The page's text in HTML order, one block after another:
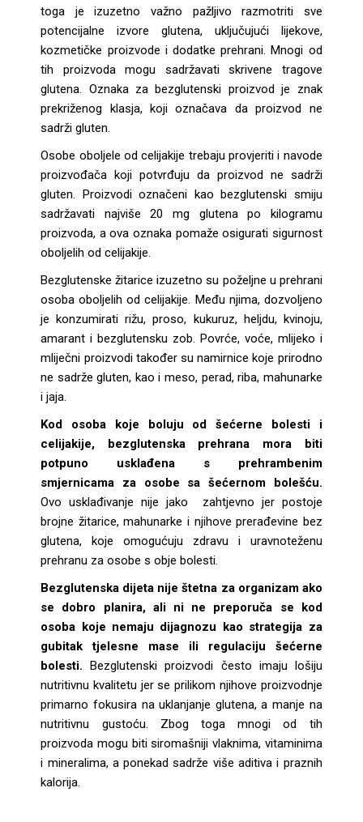
toga je izuzetno važno pažljivo razmotriti sve
potencijalne izvore glutena, uključujući lijekove,
kozmetičke proizvode i dodatke prehrani. Mnogi od
tih proizvoda mogu sadržavati skrivene tragove
glutena. Oznaka za bezglutenski proizvod je znak
prekriženog klasja, koji označava da proizvod ne
sadrži gluten.
Osobe oboljele od celijakije trebaju provjeriti i navode
proizvođača koji potvrđuju da proizvod ne sadrži
gluten. Proizvodi označeni kao bezglutenski smiju
sadržavati najviše 20 mg glutena po kilogramu
proizvoda, a ova oznaka pomaže osigurati sigurnost
oboljelih od celijakije.
Bezglutenske žitarice izuzetno su poželjne u prehrani
osoba oboljelih od celijakije. Među njima, dozvoljeno
je konzumirati rižu, proso, kukuruz, heljdu, kvinoju,
amarant i bezglutensku zob. Povrće, voće, mlijeko i
mliječni proizvodi također su namirnice koje prirodno
ne sadrže gluten, kao i meso, perad, riba, mahunarke
i jaja.
Kod osoba koje boluju od šećerne bolesti i
celijakije, bezglutenska prehrana mora biti
potpuno usklađena s prehrambenim
smjernicama za osobe sa šećernom bolešću.
Ovo usklađivanje nije jako zahtjevno jer postoje
brojne žitarice, mahunarke i njihove prerađevine bez
glutena, koje omogućuju zdravu i uravnoteženu
prehranu za osobe s obje bolesti.
Bezglutenska dijeta nije štetna za organizam ako
se dobro planira, ali ni ne preporuča se kod
osoba koje nemaju dijagnozu kao strategija za
gubitak tjelesne mase ili regulaciju šećerne
bolesti. Bezglutenski proizvodi često imaju lošiju
nutritivnu kvalitetu jer se prilikom njihove proizvodnje
primarno fokusira na uklanjanje glutena, a manje na
nutritivnu gustoću. Zbog toga mnogi od tih
proizvoda mogu biti siromašniji vlaknima, vitaminima
i mineralima, a ponekad sadrže više aditiva i praznih
kalorija.